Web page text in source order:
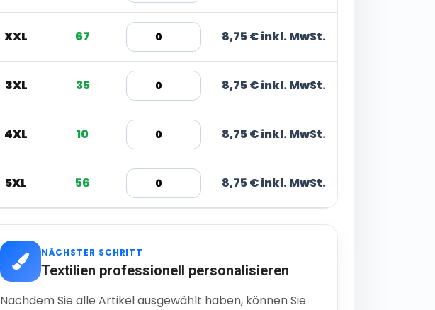
XXL 67 8,75 € inkl. MwSt.
3XL 35 8,75 € inkl. MwSt.
4XL 10 8,75 € inkl. MwSt.
5XL 56 8,75 € inkl. MwSt.
NÄCHSTER SCHRITT
Textilien professionell personalisieren
Nachdem Sie alle Artikel ausgewählt haben, können Sie